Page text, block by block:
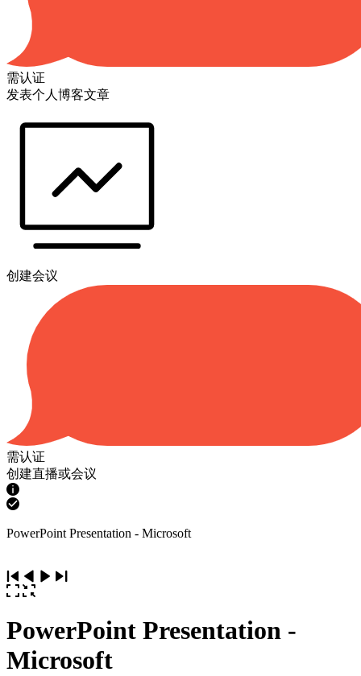
需认证
发表个人博客文章
创建会议
需认证
创建直播或会议
PowerPoint Presentation - Microsoft
PowerPoint Presentation -
Microsoft